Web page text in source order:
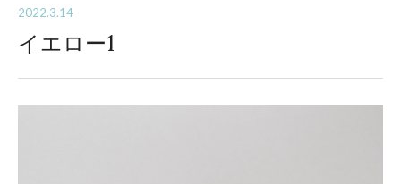
2022.3.14
イエロー1